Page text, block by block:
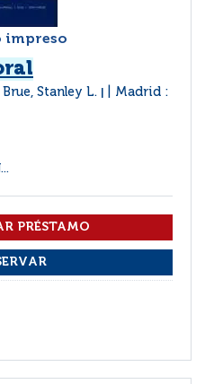
impreso
Stanley L.
Madrid :